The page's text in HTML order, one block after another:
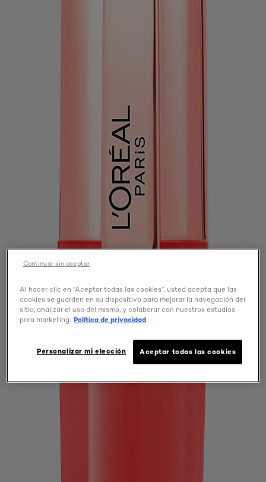
Al hacer clic en “Aceptar todas las cookies”, usted acepta que las
cookies se guarden en su dispositivo para mejorar la navegación del
sitio, analizar el uso del mismo, y colaborar con nuestros estudios
para marketing. Política de privacidad
Aceptar todas las cookies
Personalizar mi elección
Continuar sin aceptar